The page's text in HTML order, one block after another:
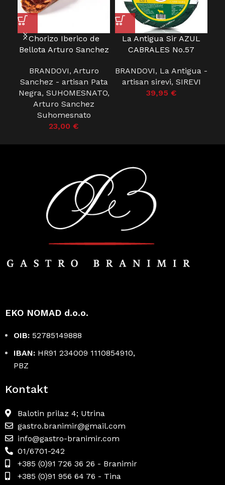
Chorizo Iberico de
Bellota Arturo Sanchez
BRANDOVI, Arturo
Sanchez - artisan Pata
Negra, SUHOMESNATO,
Arturo Sanchez
Suhomesnato
23,00 €
La Antigua Sir AZUL
CABRALES No.57
BRANDOVI, La Antigua -
artisan sirevi, SIREVI
39,95 €
EKO NOMAD d.o.o.
OIB: 52785149888
IBAN: HR91 234009 1110854910,
PBZ
Kontakt
Balotin prilaz 4; Utrina
gastro.branimir@gmail.com
info@gastro-branimir.com
01/6701-242
+385 (0)91 726 36 26 - Branimir
+385 (0)91 956 64 76 - Tina